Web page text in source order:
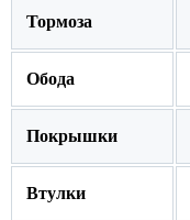
Тормоза
Обода
Покрышки
Втулки